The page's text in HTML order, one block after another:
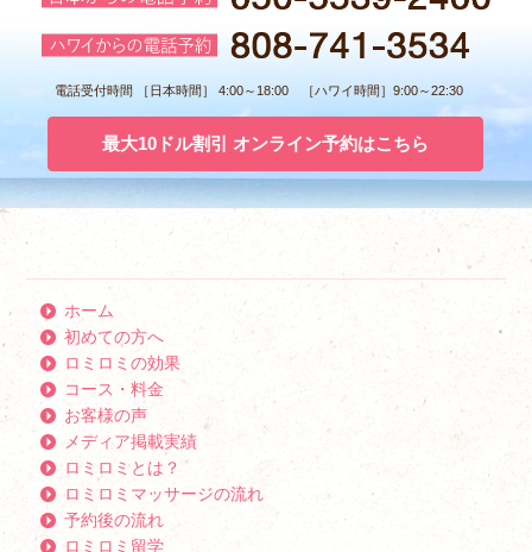
電話受付時間 ［日本時間］ 4:00～18:00 ［ハワイ時間］9:00～22:30
最大10ドル割引 オンライン予約はこちら
ホーム
初めての方へ
ロミロミの効果
コース・料金
お客様の声
メディア掲載実績
ロミロミとは？
ロミロミマッサージの流れ
予約後の流れ
ロミロミ留学